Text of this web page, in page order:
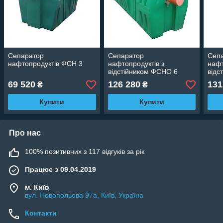
Сепаратор
нафтопродуктів ФСН 3
69 520 ₴
Купити
Сепаратор
нафтопродуктів з
відстійником ФСНО 6
126 280₴
Купити
Про нас
100% позитивних з 117 відгуків за рік
Працює з 09.04.2019
м. Київ
вул. Новопольова 97а, Київ, Україна
Контакти